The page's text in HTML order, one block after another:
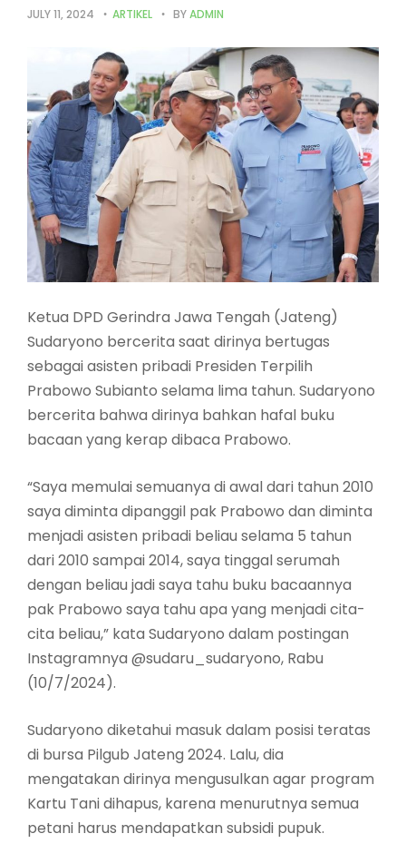
JULY 11, 2024 ARTIKEL BYADMIN
Ketua DPD Gerindra Jawa Tengah (Jateng)
Sudaryono bercerita saat dirinya bertugas
sebagai asisten pribadi Presiden Terpilih
Prabowo Subianto selama lima tahun. Sudaryono
bercerita bahwa dirinya bahkan hafal buku
bacaan yang kerap dibaca Prabowo.
“Saya memulai semuanya di awal dari tahun 2010
saya diminta dipanggil pak Prabowo dan diminta
menjadi asisten pribadi beliau selama 5 tahun
dari 2010 sampai 2014, saya tinggal serumah
dengan beliau jadi saya tahu buku bacaannya
pak Prabowo saya tahu apa yang menjadi cita-
cita beliau,” kata Sudaryono dalam postingan
Instagramnya @sudaru_sudaryono, Rabu
(10/7/2024).
Sudaryono diketahui masuk dalam posisi teratas
di bursa Pilgub Jateng 2024. Lalu, dia
mengatakan dirinya mengusulkan agar program
Kartu Tani dihapus, karena menurutnya semua
petani harus mendapatkan subsidi pupuk.